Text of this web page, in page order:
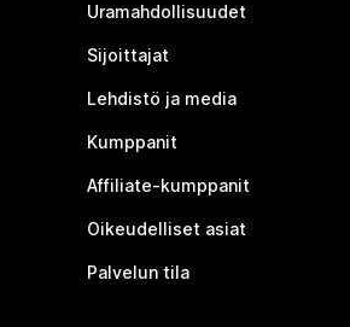
Uramahdollisuudet
Sijoittajat
Lehdistö ja media
Kumppanit
Affiliate-kumppanit
Oikeudelliset asiat
Palvelun tila